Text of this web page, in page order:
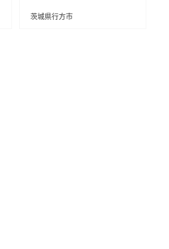
茨城県行方市